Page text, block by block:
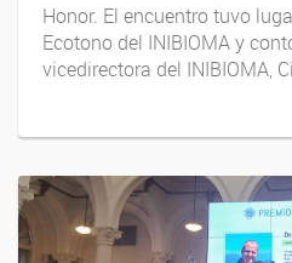
Honor. El encuentro tuvo
Ecotono del INIBIOMA y
vicedirectora del INIBIOMA,